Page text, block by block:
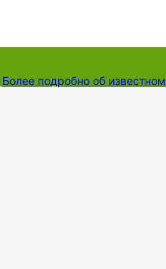
Более подробно об известном